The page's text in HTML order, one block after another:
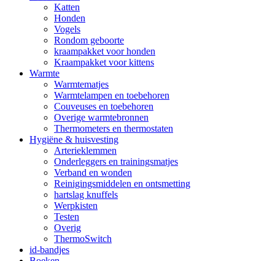
Katten
Honden
Vogels
Rondom geboorte
kraampakket voor honden
Kraampakket voor kittens
Warmte
Warmtematjes
Warmtelampen en toebehoren
Couveuses en toebehoren
Overige warmtebronnen
Thermometers en thermostaten
Hygiëne & huisvesting
Arterieklemmen
Onderleggers en trainingsmatjes
Verband en wonden
Reinigingsmiddelen en ontsmetting
hartslag knuffels
Werpkisten
Testen
Overig
ThermoSwitch
id-bandjes